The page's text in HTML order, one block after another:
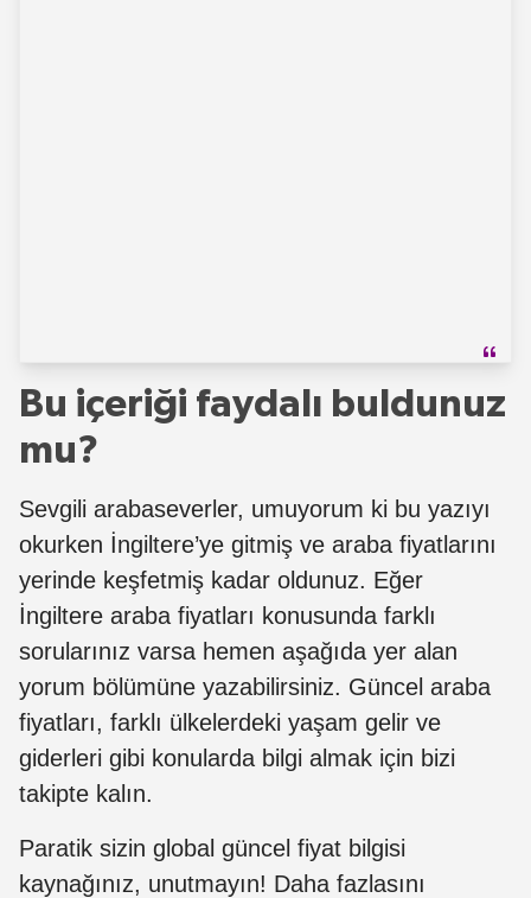
Bu içeriği faydalı buldunuz
mu?
Sevgili arabaseverler, umuyorum ki bu yazıyı
okurken İngiltere’ye gitmiş ve araba fiyatlarını
yerinde keşfetmiş kadar oldunuz. Eğer
İngiltere araba fiyatları konusunda farklı
sorularınız varsa hemen aşağıda yer alan
yorum bölümüne yazabilirsiniz. Güncel araba
fiyatları, farklı ülkelerdeki yaşam gelir ve
giderleri gibi konularda bilgi almak için bizi
takipte kalın.
Paratik sizin global güncel fiyat bilgisi
kaynağınız, unutmayın! Daha fazlasını